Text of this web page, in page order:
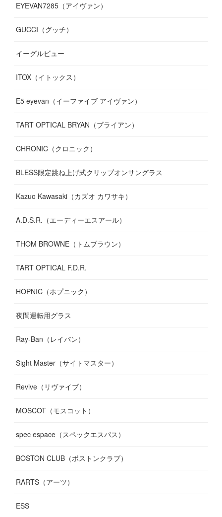
(10)
(11)
12)
(13)
7)
(12)
(12)
11)
(13)
(13)
(10)
13)
(16)
(14)
(17)
EYEVAN7285（アイヴァン）
GUCCI（グッチ）
イーグルビュー
ITOX（イトックス）
E5 eyevan（イーファイブ アイヴァン）
TART OPTICAL BRYAN（ブライアン）
CHRONIC（クロニック）
BLESS限定跳ね上げ式クリップオンサングラス
Kazuo Kawasaki（カズオ カワサキ）
A.D.S.R.（エーディーエスアール）
THOM BROWNE（トムブラウン）
TART OPTICAL F.D.R.
HOPNIC（ホプニック）
夜間運転用グラス
Ray-Ban（レイバン）
Sight Master（サイトマスター）
Revive（リヴァイブ）
MOSCOT（モスコット）
spec espace（スペックエスパス）
BOSTON CLUB（ボストンクラブ）
RARTS（アーツ）
ESS